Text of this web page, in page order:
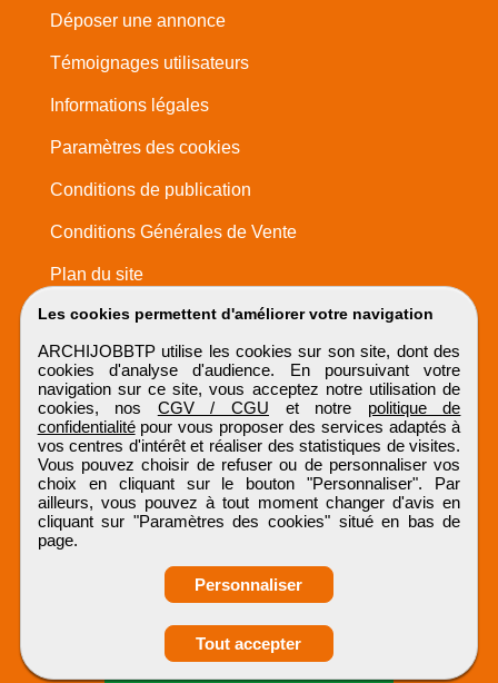
Obtenir ses
coordonnées
Les cookies permettent d'améliorer votre navigation
ARCHIJOBBTP utilise les cookies sur son site, dont des
cookies d'analyse d'audience. En poursuivant votre
navigation sur ce site, vous acceptez notre utilisation de
cookies, nos CGV / CGU et notre politique de
confidentialitépour vous proposer des services adaptés à
vos centres d'intérêt et réaliser des statistiques de visites.
Vous pouvez choisir de refuser ou de personnaliser vos
choix en cliquant sur le bouton "Personnaliser". Par
ailleurs, vous pouvez à tout moment changer d'avis en
cliquant sur "Paramètres des cookies" situé en bas de
page.
Personnaliser
Tout accepter
Déposer une annonce
Témoignages utilisateurs
Informations légales
Paramètres des cookies
Conditions de publication
Conditions Générales de Vente
Plan du site
ARCHIJOBBTP